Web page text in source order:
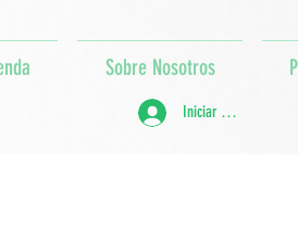
Sobre Nosotros
Iniciar sesión